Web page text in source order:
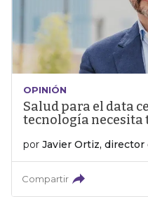
OPINIÓN
Salud para el data
tecnología necesita
por Javier Ortiz, director
Compartir